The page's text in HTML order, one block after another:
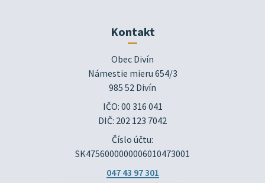
Kontakt
Obec Divín
Námestie mieru 654/3
985 52 Divín
IČO: 00 316 041
DIČ: 202 123 7042
Číslo účtu:
SK4756000000006010473001
047 43 97 301